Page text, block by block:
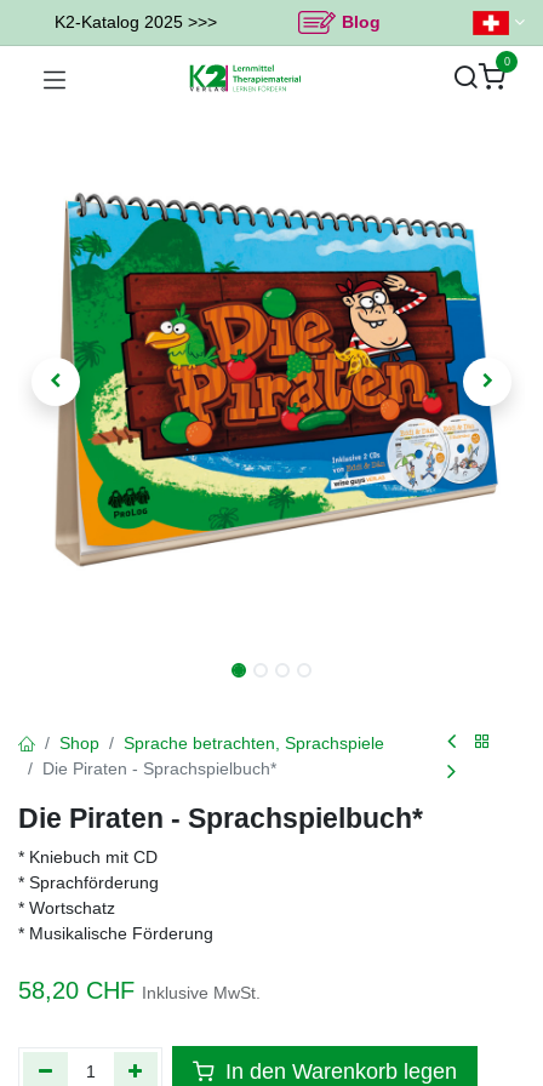
K2-Katalog 2025 >>> Blog
0
Shop
Sprache betrachten, Sprachspiele
Die Piraten - Sprachspielbuch*
Die Piraten - Sprachspielbuch*
* Kniebuch mit CD
* Sprachförderung
* Wortschatz
* Musikalische Förderung
58,20 CHF Inklusive MwSt.
In den Warenkorb legen